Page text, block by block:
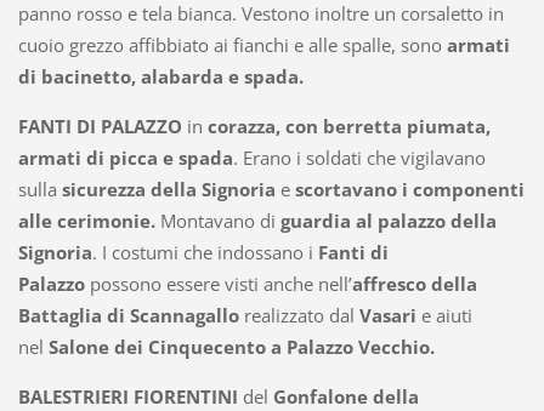
panno rosso e tela bianca. Vestono inoltre un corsaletto in
cuoio grezzo affibbiato ai fianchi e alle spalle, sono armati
di bacinetto, alabarda e spada.
FANTI DI PALAZZO in corazza, con berretta piumata,
armati di picca e spada. Erano i soldati che vigilavano
sulla sicurezza della Signoria e scortavano i componenti
alle cerimonie.Montavano di guardia al palazzo della
Signoria. I costumi che indossano i Fanti di
Palazzopossono essere visti anche nell’affresco della
Battaglia di Scannagallorealizzato dal Vasari e aiuti
nel Salone dei Cinquecento a Palazzo Vecchio.
BALESTRIERI FIORENTINI del Gonfalone della